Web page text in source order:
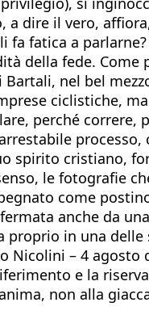
dire il vero,
fatica a
della fede.
nel bel
ciclistiche,
perché
spirito cristiano,
le fotografie
come
anche da
in una
Nicolini – 4
e la
non alla